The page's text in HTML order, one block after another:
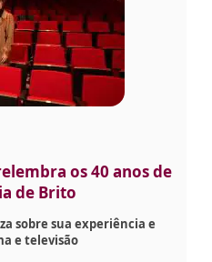
os 40 anos de
de Brito
sobre sua experiência e
e televisão